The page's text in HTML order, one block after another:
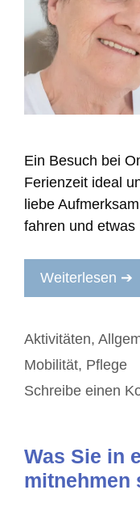
Ein Besuch bei
Ferienzeit ideal
liebe
fahren und
Weiterlesen ➔
Kategorien
Aktivitäten,
Mobilität, Pflege
Schreibe einen
Was Sie in
mitnehmen